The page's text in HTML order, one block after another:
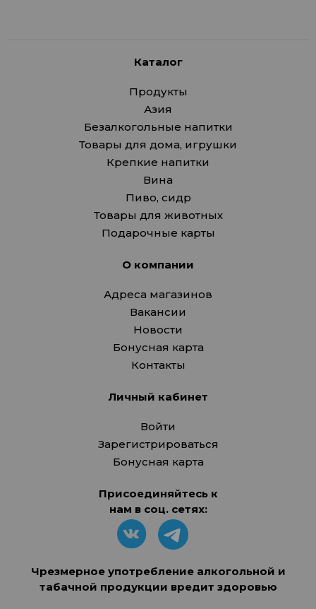
Каталог
Продукты
Азия
Безалкогольные напитки
Товары для дома, игрушки
Крепкие напитки
Вина
Пиво, сидр
Товары для животных
Подарочные карты
О компании
Адреса магазинов
Вакансии
Новости
Бонусная карта
Контакты
Личный кабинет
Войти
Зарегистрироваться
Бонусная карта
Присоединяйтесь к
нам в соц. сетях:
Чрезмерное употребление алкогольной и
табачной продукции вредит здоровью